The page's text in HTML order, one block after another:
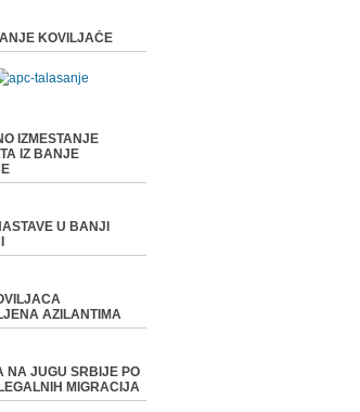
KOVILJAČE
IZMESTANJE
IZ BANJE
U BANJI
AZILANTIMA
NA JUGU SRBIJE PO
MIGRACIJA